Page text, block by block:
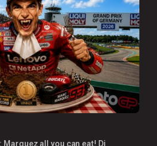
Marquez all you can eat! Di